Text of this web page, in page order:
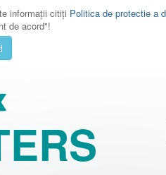
informaţii citiţi Politica de protectie a
de acord"!